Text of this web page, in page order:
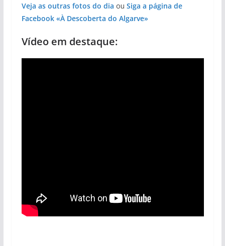
Veja as outras fotos do dia ou Siga a página de
Facebook «À Descoberta do Algarve»
Vídeo em destaque: